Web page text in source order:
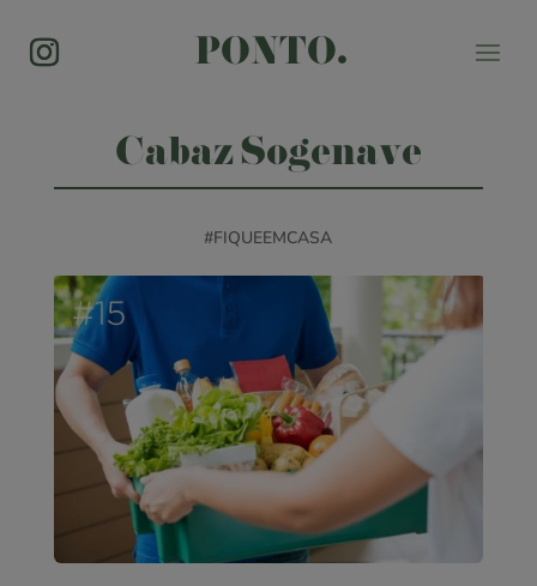
PONTO.
Cabaz Sogenave
#FIQUEEMCASA